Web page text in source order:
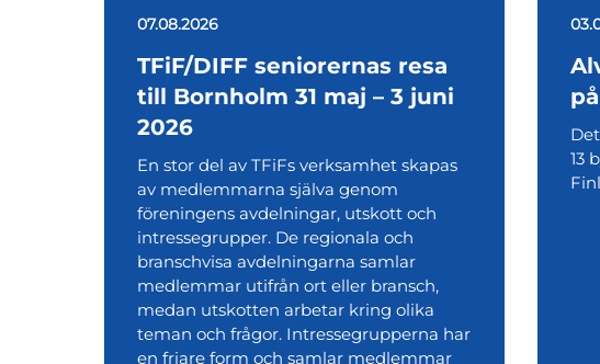
07.08.2026
TFiF/DIFF seniorernas resa
till Bornholm 31 maj – 3 juni
2026
En stor del av TFiFs verksamhet skapas
av medlemmarna själva genom
föreningens avdelningar, utskott och
intressegrupper. De regionala och
branschvisa avdelningarna samlar
medlemmar utifrån ort eller bransch,
medan utskotten arbetar kring olika
teman och frågor. Intressegrupperna har
en friare form och samlar medlemmar
13